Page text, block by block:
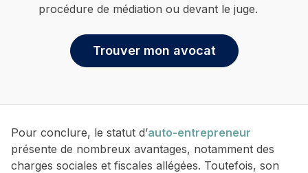
procédure de médiation ou devant le juge.
Trouver mon avocat
Pour conclure, le statut d’auto-entrepreneur
présente de nombreux avantages, notamment des
charges sociales et fiscales allégées. Toutefois, son